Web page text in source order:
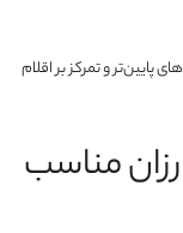
پایین‌تر و تمرکز بر اقلام
مناسب